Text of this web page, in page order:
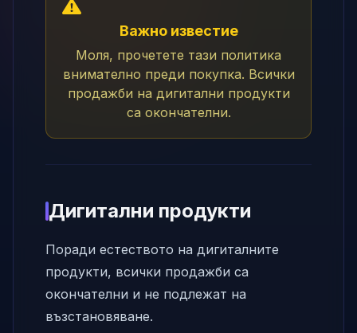
Важно известие
Моля, прочетете тази политика
внимателно преди покупка. Всички
продажби на дигитални продукти
са окончателни.
Дигитални продукти
Поради естеството на дигиталните
продукти, всички продажби са
окончателни и не подлежат на
възстановяване.